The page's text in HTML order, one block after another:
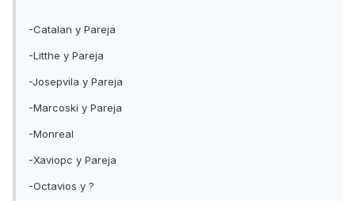
-Catalan y Pareja
-Litthe y Pareja
-Josepvila y Pareja
-Marcoski y Pareja
-Monreal
-Xaviopc y Pareja
-Octavios y ?